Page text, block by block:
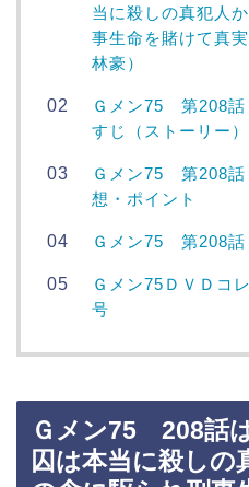
当に殺しの真犯人
事生命を賭けて真
林豪）
Ｇメン75 第208
すじ（ストーリー）
Ｇメン75 第208
想・ポイント
Ｇメン75 第208
Ｇメン75ＤＶＤコ
号
Ｇメン75 208話
囚は本当に殺しの